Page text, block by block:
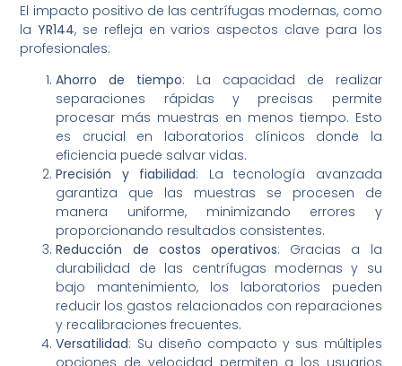
El impacto positivo de las centrífugas modernas, como
laYR144, se refleja en varios aspectos clave para los
profesionales:
Ahorro de tiempo: La capacidad de realizar
separaciones rápidas y precisas permite
procesar más muestras en menos tiempo. Esto
es crucial en laboratorios clínicos donde la
eficiencia puede salvar vidas.
Precisión y fiabilidad: La tecnología avanzada
garantiza que las muestras se procesen de
manera uniforme, minimizando errores y
proporcionando resultados consistentes.
Reducción de costos operativos: Gracias a la
durabilidad de las centrífugas modernas y su
bajo mantenimiento, los laboratorios pueden
reducir los gastos relacionados con reparaciones
y recalibraciones frecuentes.
Versatilidad: Su diseño compacto y sus múltiples